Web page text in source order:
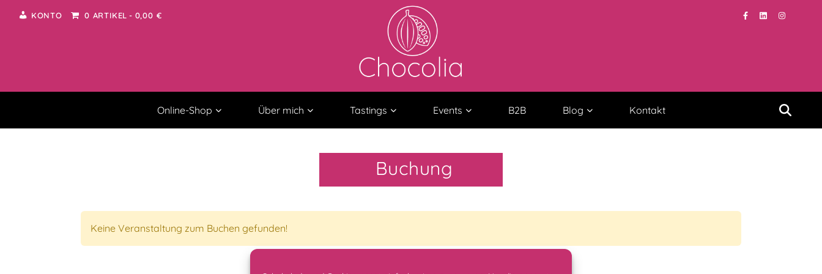
KONTO 0 ARTIKEL 0,00 €
Online-Shop Über mich Tastings Events B2B Blog Kontakt
Buchung
Keine Veranstaltung zum Buchen gefunden!